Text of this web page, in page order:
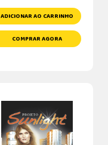
ADICIONAR AO CARRINHO
COMPRAR AGORA